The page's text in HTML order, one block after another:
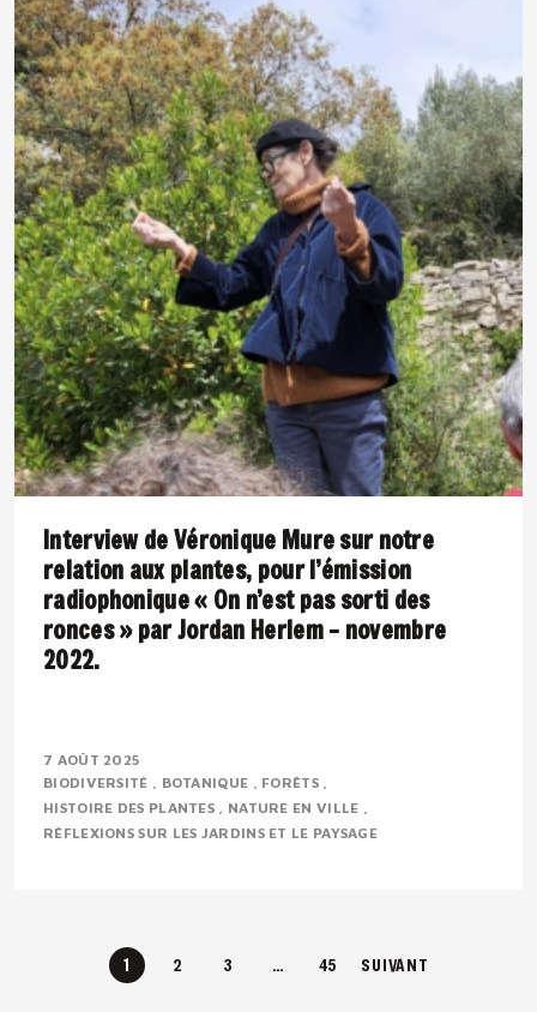
Interview de Véronique Mure sur notre
relation aux plantes, pour l’émission
radiophonique « On n’est pas sorti des
ronces » par Jordan Herlem – novembre
2022.
ingénieure en agronomie tropicale. Passionnée par la
flore méditerranéenne, elle défend depuis..
7 AOÛT 2025
BIODIVERSITÉ
BOTANIQUE
FORÊTS
HISTOIRE DES PLANTES
NATURE EN VILLE
RÉFLEXIONS SUR LES JARDINS ET LE PAYSAGE
1 2 3 … 45 SUIVANT